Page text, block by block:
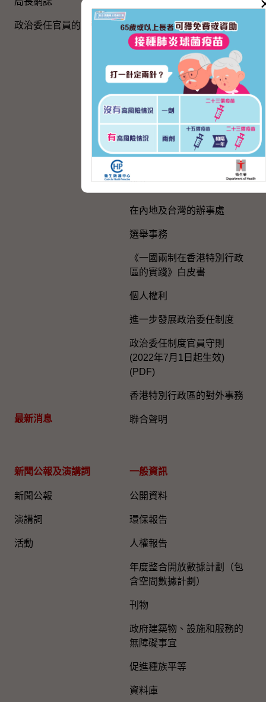
政治委任官員的申報
最新消息
國旗、國徽、國歌
慶祝中國共產黨成立105周
年
粵港澳大灣區建設
與內地區域合作
香港特別行政區政府與內地
便利港人在內地發展的政策
在內地及台灣的辦事處
選舉事務
《一國兩制在香港特別行政
區的實踐》白皮書
個人權利
進一步發展政治委任制度
政治委任制度官員守則
(2022年7月1日起生效)
(PDF)
香港特別行政區的對外事務
聯合聲明
新聞公報及演講詞
新聞公報
演講詞
活動
一般資訊​
公開資料
環保報告
人權報告
年度整合開放數據計劃（包
含空間數據計劃）
刊物
政府建築物、設施和服務的
無障礙事宜
促進種族平等
資料庫